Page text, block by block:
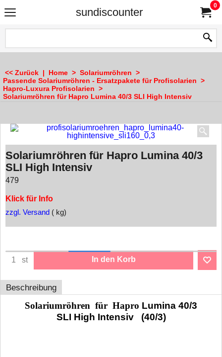
sundiscounter
0
<< Zurück | Home > Solariumröhren >
Passende Solariumröhren - Ersatzpakete für Profisolarien >
Hapro-Luxura Profisolarien >
Solariumröhren für Hapro Lumina 40/3 SLI High Intensiv
Solariumröhren für Hapro Lumina 40/3
SLI High Intensiv
479
Klick für Info
zzgl. Versand kg
st In den Korb
Beschreibung
Solariumröhren für Hapro Lumina 40/3
SLI High Intensiv (40/3)